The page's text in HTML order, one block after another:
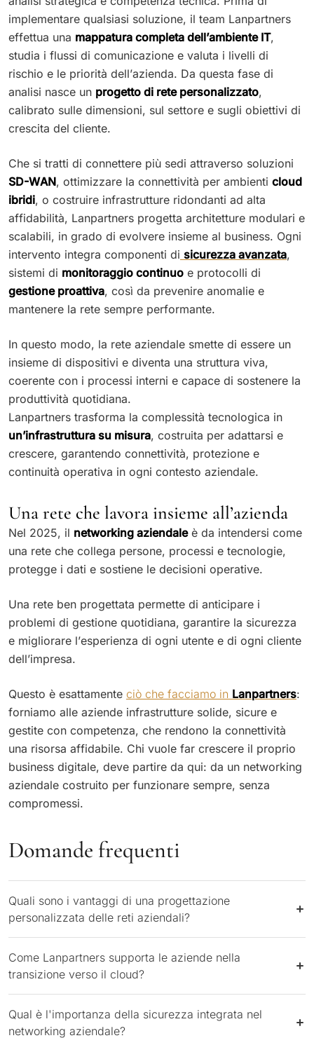
implementare qualsiasi soluzione, il team Lanpartners
effettua una mappatura completa dell’ambiente IT,
studia i flussi di comunicazione e valuta i livelli di
rischio e le priorità dell’azienda. Da questa fase di
analisi nasce un progetto di rete personalizzato,
calibrato sulle dimensioni, sul settore e sugli obiettivi di
crescita del cliente.
Che si tratti di connettere più sedi attraverso soluzioni
SD-WAN, ottimizzare la connettività per ambienti cloud
ibridi, o costruire infrastrutture ridondanti ad alta
affidabilità, Lanpartners progetta architetture modulari e
scalabili, in grado di evolvere insieme al business. Ogni
intervento integra componenti di sicurezza avanzata,
sistemi di monitoraggio continuo e protocolli di
gestione proattiva, così da prevenire anomalie e
mantenere la rete sempre performante.
In questo modo, la rete aziendale smette di essere un
insieme di dispositivi e diventa una struttura viva,
coerente con i processi interni e capace di sostenere la
produttività quotidiana.
Lanpartners trasforma la complessità tecnologica in
un’infrastruttura su misura, costruita per adattarsi e
crescere, garantendo connettività, protezione e
continuità operativa in ogni contesto aziendale.
Una rete che lavora insieme all’azienda
Nel 2025, il networking aziendaleè da intendersi come
una rete che collega persone, processi e tecnologie,
protegge i dati e sostiene le decisioni operative.
Una rete ben progettata permette di anticipare i
problemi di gestione quotidiana, garantire la sicurezza
e migliorare l’esperienza di ogni utente e di ogni cliente
dell’impresa.
Questo è esattamente ciò che facciamo in Lanpartners:
forniamo alle aziende infrastrutture solide, sicure e
gestite con competenza, che rendono la connettività
una risorsa affidabile. Chi vuole far crescere il proprio
business digitale, deve partire da qui: da un networking
aziendale costruito per funzionare sempre, senza
compromessi.
Domande frequenti
Quali sono i vantaggi di una progettazione
personalizzata delle reti aziendali?
Come Lanpartners supporta le aziende nella
transizione verso il cloud?
Qual è l'importanza della sicurezza integrata nel
networking aziendale?